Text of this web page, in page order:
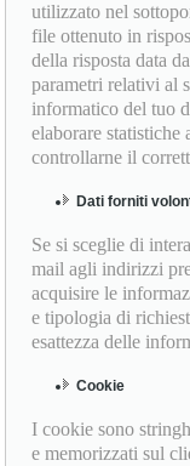
utilizzato nel
file ottenuto in
della risposta data
parametri relativi al
informatico del tuo
elaborare
controllarne il
Dati forniti
Se si sceglie di
mail agli indirizzi
acquisire le
e tipologia di
esattezza delle
Cookie
I cookie sono
e memorizzati sul